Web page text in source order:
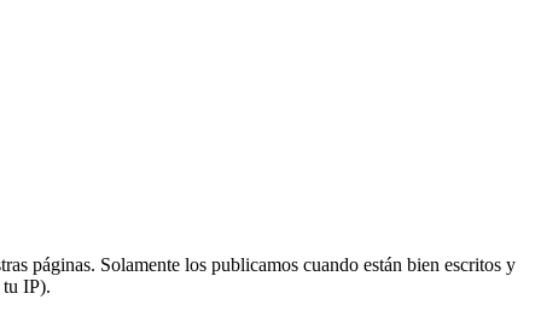
páginas. Solamente los publicamos cuando están bien escritos y
tu IP).